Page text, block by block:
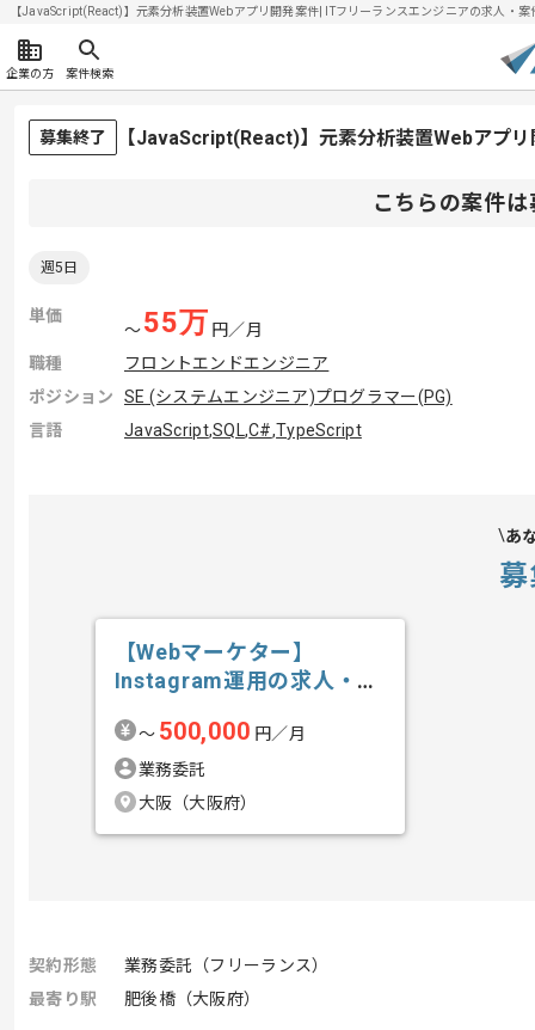
【JavaScript(React)】元素分析装置Webアプリ開発案件| ITフリーランスエンジニアの求人・
企業の方 案件検索
募集終了 【JavaScript(React)】元素分析装置Webアプ
こちらの案件
週5日
単価
〜55万 円／月
職種
フロントエンドエンジニア
ポジション
SE (システムエンジニア)プログラマー(PG)
言語
JavaScript,SQL ,C#,TypeScript
あ
【Webマーケター】
Instagram運用の求人・案
〜 500,000 円／月
業務委託
大阪（大阪府）
契約形態
業務委託（フリーランス）
最寄り駅
肥後橋（大阪府）